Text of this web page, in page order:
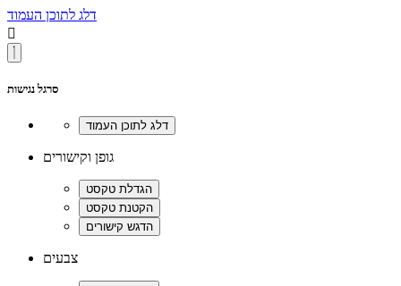
דלג לתוכן העמוד

סרגל נגישות
גופן וקישורים
צבעים